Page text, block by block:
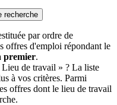
recherche
par ordre de
offres d'emploi répondant le
premier.
de travail » ? La liste
à vos critères. Parmi
offres dont le lieu de travail